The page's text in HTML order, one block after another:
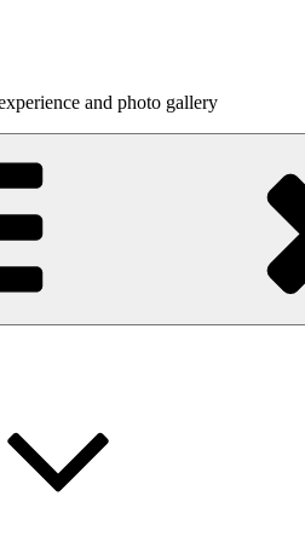
and photo gallery